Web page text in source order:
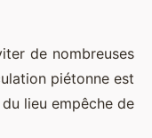
de nombreuses
piétonne est
lieu empêche de